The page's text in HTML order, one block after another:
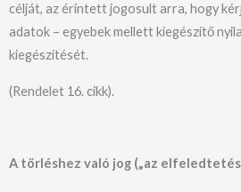
célját, az érintett jogosult arra, hogy
adatok – egyebek mellett kiegészítő
kiegészítését.
(Rendelet 16. cikk).
A törléshez való jog („az